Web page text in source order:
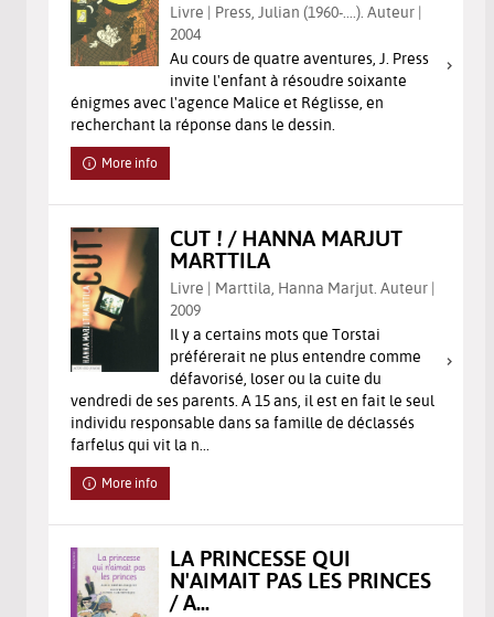
Livre | Press, Julian (1960-....). Auteur |
2004
Au cours de quatre aventures, J. Press
invite l'enfant à résoudre soixante
énigmes avec l'agence Malice et Réglisse, en
recherchant la réponse dans le dessin.
More info
CUT ! / HANNA MARJUT
MARTTILA
Livre | Marttila, Hanna Marjut. Auteur |
2009
Il y a certains mots que Torstai
préférerait ne plus entendre comme
défavorisé, loser ou la cuite du
vendredi de ses parents. A 15 ans, il est en fait le seul
individu responsable dans sa famille de déclassés
farfelus qui vit la n...
More info
LA PRINCESSE QUI
N'AIMAIT PAS LES PRINCES
/ A...